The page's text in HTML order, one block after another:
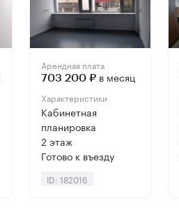
Арендная плата
703 200 ₽ в месяц
Характеристики
Кабинетная
планировка
2 этаж
Готово к въезду
ID: 182016